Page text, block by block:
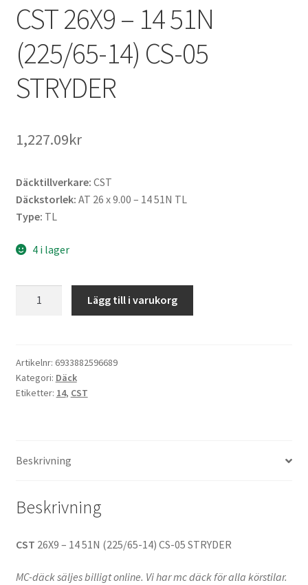
CST 26X9 – 14 51N
(225/65-14) CS-05
STRYDER
1,227.09kr
Däcktillverkare: CST
Däckstorlek: AT 26 x 9.00 – 14 51N TL
Type: TL
4 i lager
51N
(225/65-
14)
mängd
Lägg till i varukorg
Artikelnr: 6933882596689
Kategori: Däck
Etiketter: 14, CST
Beskrivning
Beskrivning
CST 26X9 – 14 51N (225/65-14) CS-05 STRYDER
MC-däck säljes billigt online. Vi har mc däck för alla körstilar.